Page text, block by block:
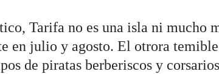
Tarifa no es una isla ni mucho
en julio y agosto. El otrora
de piratas berberiscos y